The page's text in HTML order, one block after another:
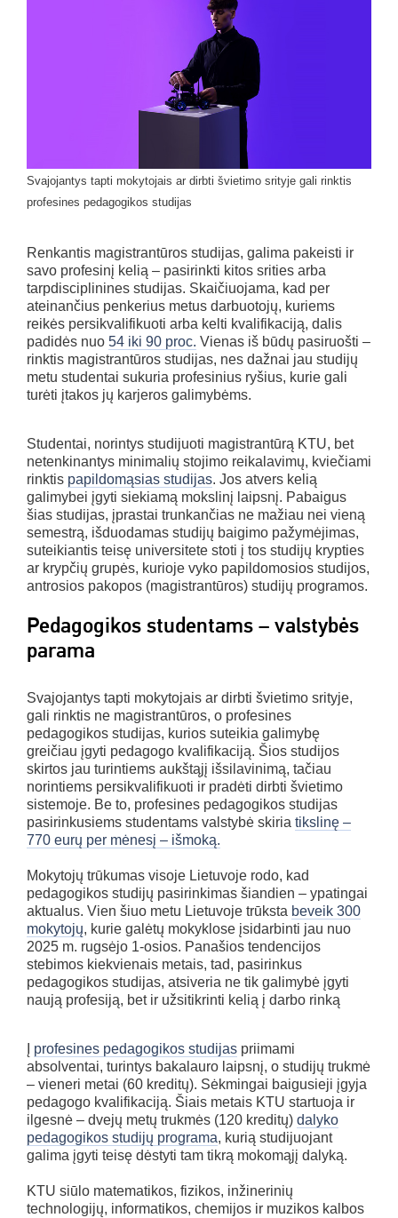
Svajojantys tapti mokytojais ar dirbti švietimo srityje gali rinktis
profesines pedagogikos studijas
Renkantis magistrantūros studijas, galima pakeisti ir
savo profesinį kelią – pasirinkti kitos srities arba
tarpdisciplinines studijas. Skaičiuojama, kad per
ateinančius penkerius metus darbuotojų, kuriems
reikės persikvalifikuoti arba kelti kvalifikaciją, dalis
padidės nuo 54 iki 90 proc. Vienas iš būdų pasiruošti –
rinktis magistrantūros studijas, nes dažnai jau studijų
metu studentai sukuria profesinius ryšius, kurie gali
turėti įtakos jų karjeros galimybėms.
Studentai, norintys studijuoti magistrantūrą KTU, bet
netenkinantys minimalių stojimo reikalavimų, kviečiami
rinktis papildomąsias studijas. Jos atvers kelią
galimybei įgyti siekiamą mokslinį laipsnį. Pabaigus
šias studijas, įprastai trunkančias ne mažiau nei vieną
semestrą, išduodamas studijų baigimo pažymėjimas,
suteikiantis teisę universitete stoti į tos studijų krypties
ar krypčių grupės, kurioje vyko papildomosios studijos,
antrosios pakopos (magistrantūros) studijų programos.
Pedagogikos studentams – valstybės
parama
Svajojantys tapti mokytojais ar dirbti švietimo srityje,
gali rinktis ne magistrantūros, o profesines
pedagogikos studijas, kurios suteikia galimybę
greičiau įgyti pedagogo kvalifikaciją. Šios studijos
skirtos jau turintiems aukštąjį išsilavinimą, tačiau
norintiems persikvalifikuoti ir pradėti dirbti švietimo
sistemoje. Be to, profesines pedagogikos studijas
pasirinkusiems studentams valstybė skiria tikslinę –
770 eurų per mėnesį – išmoką.
Mokytojų trūkumas visoje Lietuvoje rodo, kad
pedagogikos studijų pasirinkimas šiandien – ypatingai
aktualus. Vien šiuo metu Lietuvoje trūksta beveik 300
mokytojų, kurie galėtų mokyklose įsidarbinti jau nuo
2025 m. rugsėjo 1-osios. Panašios tendencijos
stebimos kiekvienais metais, tad, pasirinkus
pedagogikos studijas, atsiveria ne tik galimybė įgyti
naują profesiją, bet ir užsitikrinti kelią į darbo rinką
profesines pedagogikos studijas priimami
absolventai, turintys bakalauro laipsnį, o studijų trukmė
– vieneri metai (60 kreditų). Sėkmingai baigusieji įgyja
pedagogo kvalifikaciją. Šiais metais KTU startuoja ir
ilgesnė – dvejų metų trukmės (120 kreditų) dalyko
pedagogikos studijų programa, kurią studijuojant
galima įgyti teisę dėstyti tam tikrą mokomąjį dalyką.
KTU siūlo matematikos, fizikos, inžinerinių
technologijų, informatikos, chemijos ir muzikos kalbos